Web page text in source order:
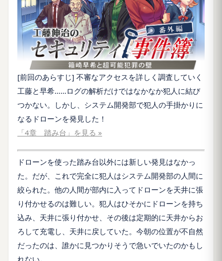
[前回のあらすじ] 不審なアクセスを詳しく調査していく
工藤と早希……ログの解析だけではなかなか犯人に結び
つかない。しかし、システム開発部で犯人の手掛かりに
なるドローンを発見した！
「4章 踏み台」を見る »
ドローンを使った踏み台以外には新しい発見はなかっ
た。だが、これで完全に犯人はシステム開発部の人間に
絞られた。他の人間が部内に入ってドローンを天井に張
り付かせるのは難しい。犯人はひそかにドローンを持ち
込み、天井に張り付かせ、その後は定期的に天井からお
ろして充電し、天井に戻していた。今朝の位置が不自然
だったのは、誰かに見つかりそうで急いでいたのかもし
れない。